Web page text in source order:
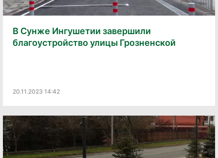
В Сунже Ингушетии завершили
благоустройство улицы Грозненской
20.11.2023 14:42